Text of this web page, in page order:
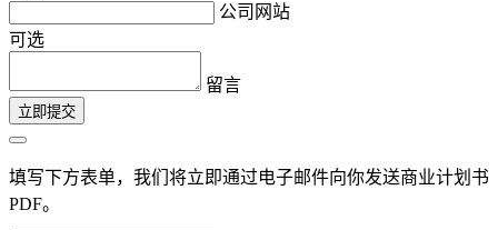
公司网站
可选
留言
立即提交
填写下方表单，我们将立即通过电子邮件向你发送商业计划书
PDF。